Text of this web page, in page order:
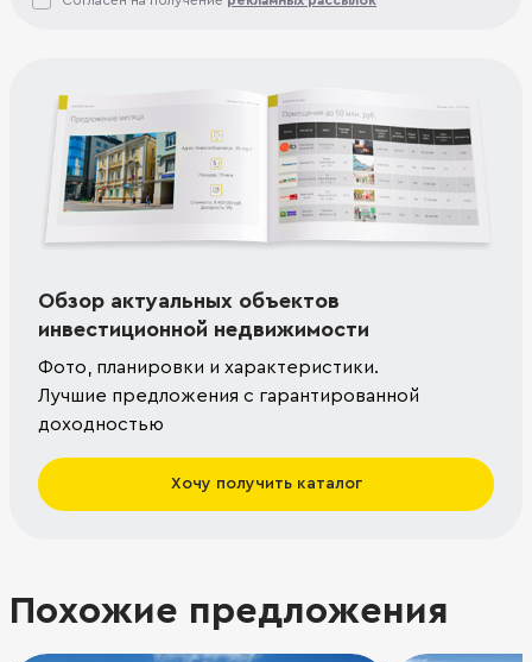
Обзор актуальных объектов
инвестиционной недвижимости
Фото, планировки и характеристики.
Лучшие предложения с гарантированной
доходностью
Хочу получить каталог
Похожие предложения